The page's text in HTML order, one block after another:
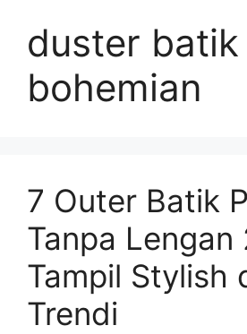
duster batik
bohemian
7 Outer Batik
Tanpa Lengan
Tampil Stylish
Trendi